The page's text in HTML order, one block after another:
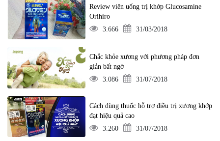
Review viên uống trị khớp Glucosamine
Orihiro
3.666
31/03/2018
Chắc khỏe xương với phương pháp đơn
giản bất ngờ
3.086
31/07/2018
Cách dùng thuốc hỗ trợ điều trị xương khớp
đạt hiệu quả cao
3.260
31/07/2018